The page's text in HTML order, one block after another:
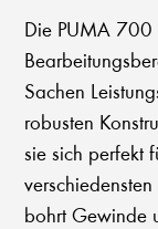
Die PUMA 700
Sachen
robusten
sie sich perfekt
bohrt Gewinde